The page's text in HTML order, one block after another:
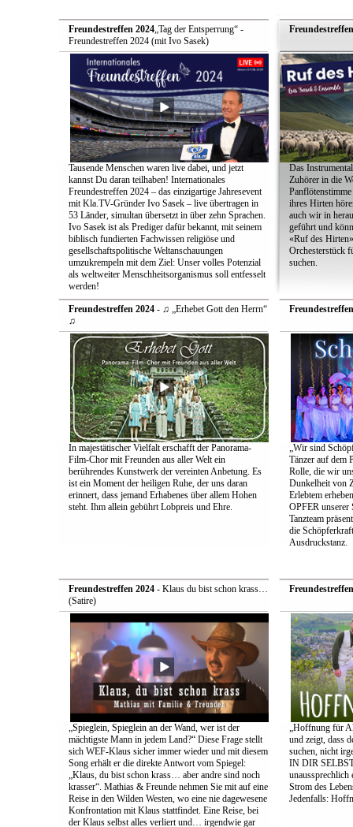
Freundestreffen 2024„Tag der Entsperrung“ -
Freundestreffen 2024 (mit Ivo Sasek)
Tausende Menschen waren live dabei, und jetzt
kannst Du daran teilhaben! Internationales
Freundestreffen 2024 – das einzigartige Jahresevent
mit Kla.TV-Gründer Ivo Sasek – live übertragen in
53 Länder, simultan übersetzt in über zehn Sprachen.
Ivo Sasek ist als Prediger dafür bekannt, mit seinem
biblisch fundierten Fachwissen religiöse und
gesellschaftspolitische Weltanschauungen
umzukrempeln mit dem Ziel: Unser volles Potenzial
als weltweiter Menschheitsorganismus soll entfesselt
werden!
Das
Zuhörer in die
ihres Hirten
auch wir in
geführt und
«Ruf des
Orchesterstück
suchen.
Freundestreffen 2024- ♫ „Erhebet Gott den Herrn“
♫
In majestätischer Vielfalt erschafft der Panorama-
Film-Chor mit Freunden aus aller Welt ein
berührendes Kunstwerk der vereinten Anbetung. Es
ist ein Moment der heiligen Ruhe, der uns daran
erinnert, dass jemand Erhabenes über allem Hohen
steht. Ihm allein gebührt Lobpreis und Ehre.
„Wir sind
Tänzer auf dem
Rolle, die wir
Dunkelheit von
Erlebtem
OPFER unserer
Tanzteam
die
Ausdruckstanz.
Freundestreffen 2024- Klaus du bist schon krass…
(Satire)
„Spieglein, Spieglein an der Wand, wer ist der
mächtigste Mann in jedem Land?“ Diese Frage stellt
sich WEF-Klaus sicher immer wieder und mit diesem
Song erhält er die direkte Antwort vom Spiegel:
„Klaus, du bist schon krass… aber andre sind noch
krasser“. Mathias & Freunde nehmen Sie mit auf eine
Reise in den Wilden Westen, wo eine nie dagewesene
Konfrontation mit Klaus stattfindet. Eine Reise, bei
der Klaus selbst alles verliert und… irgendwie gar
„Hoffnung für
und zeigt, dass
suchen, nicht
IN DIR
unaussprechlich
Strom des
Jedenfalls: